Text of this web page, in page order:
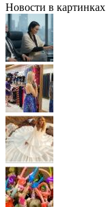
Новости в картинках